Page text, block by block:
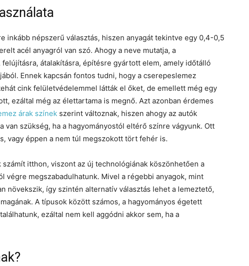
inkább népszerű választás, hiszen anyagát tekintve egy 0,4-0,5
acél anyagról van szó. Ahogy a neve mutatja, a
átalakításra, építésre gyártott elem, amely időtálló
Ennek kapcsán fontos tudni, hogy a cserepeslemez
cink felületvédelemmel látták el őket, de emellett még egy
ezáltal még az élettartama is megnő. Azt azonban érdemes
árak színek szerint változnak, hiszen ahogy az autók
van szükség, ha a hagyományostól eltérő színre vágyunk. Ott
vagy éppen a nem túl megszokott tört fehér is.
számít itthon, viszont az új technológiának köszönhetően a
végre megszabadulhatunk. Mivel a régebbi anyagok, mint
növekszik, így szintén alternatív választás lehet a lemeztető,
A típusok között számos, a hagyományos égetett
ezáltal nem kell aggódni akkor sem, ha a